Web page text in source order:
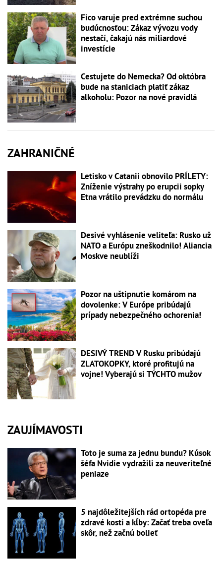
Fico varuje pred extrémne suchou
budúcnosťou: Zákaz vývozu vody
nestačí, čakajú nás miliardové
investície
Cestujete do Nemecka? Od októbra
bude na staniciach platiť zákaz
alkoholu: Pozor na nové pravidlá
ZAHRANIČNÉ
Letisko v Catanii obnovilo PRÍLETY:
Zníženie výstrahy po erupcii sopky
Etna vrátilo prevádzku do normálu
Desivé vyhlásenie veliteľa: Rusko už
NATO a Európu zneškodnilo! Aliancia
Moskve neublíži
Pozor na uštipnutie komárom na
dovolenke: V Európe pribúdajú
prípady nebezpečného ochorenia!
DESIVÝ TREND V Rusku pribúdajú
ZLATOKOPKY, ktoré profitujú na
vojne! Vyberajú si TÝCHTO mužov
ZAUJÍMAVOSTI
Toto je suma za jednu bundu? Kúsok
šéfa Nvidie vydražili za neuveriteľné
peniaze
5 najdôležitejších rád ortopéda pre
zdravé kosti a kĺby: Začať treba oveľa
skôr, než začnú bolieť